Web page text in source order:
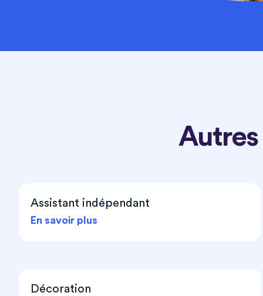
Assistant indépendant
En savoir plus
Décoration